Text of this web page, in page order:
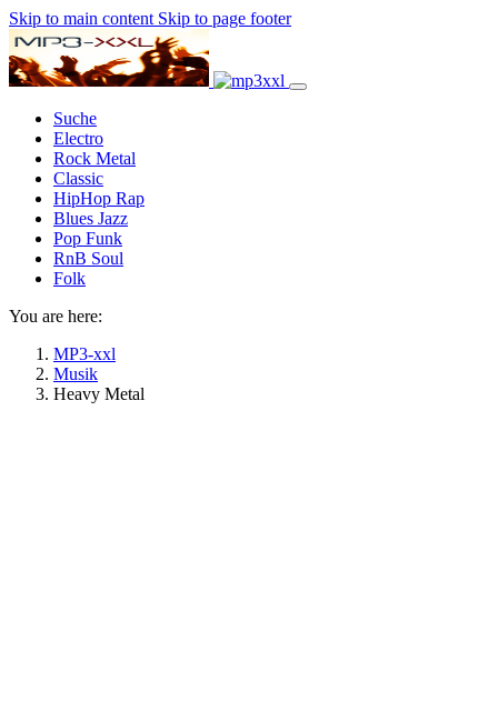
Skip to main content Skip to page footer
Suche
Electro
Rock Metal
Classic
HipHop Rap
Blues Jazz
Pop Funk
RnB Soul
Folk
You are here:
MP3-xxl
Musik
Heavy Metal